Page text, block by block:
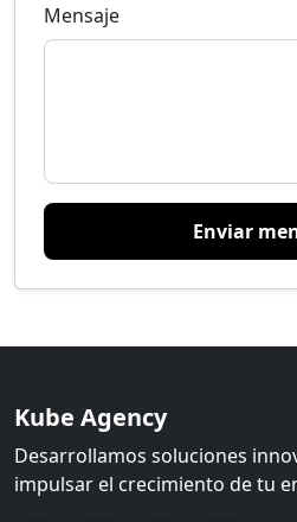
Mensaje
Enviar
Kube Agency
Desarrollamos soluciones
impulsar el crecimiento de tu